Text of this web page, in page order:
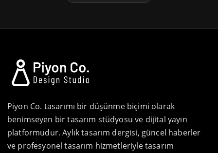
Piyon Co. tasarımı bir düşünme biçimi olarak
benimseyen bir tasarım stüdyosu ve dijital yayın
platformudur. Aylık tasarım dergisi, güncel haberler
ve profesyonel tasarım hizmetleriyle tasarım